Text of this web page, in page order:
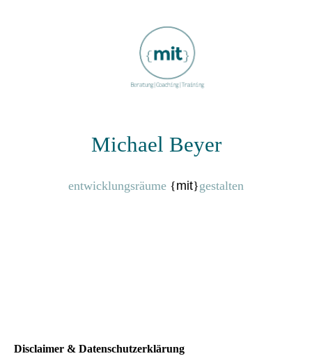
Michael Beyer
entwicklungsräume {mit}gestalten
Disclaimer & Datenschutzerklärung